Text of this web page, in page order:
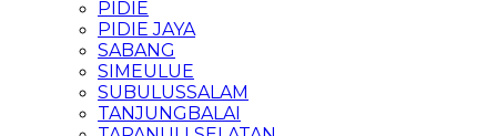
PIDIE
PIDIE JAYA
SABANG
SIMEULUE
SUBULUSSALAM
TANJUNGBALAI